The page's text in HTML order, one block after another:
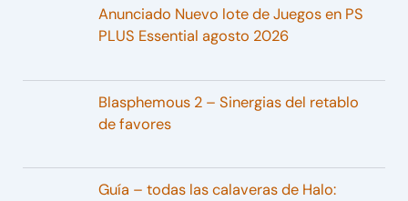
Anunciado Nuevo lote de Juegos en PS
PLUS Essential agosto 2026
Blasphemous 2 – Sinergias del retablo
de favores
Guía – todas las calaveras de Halo: